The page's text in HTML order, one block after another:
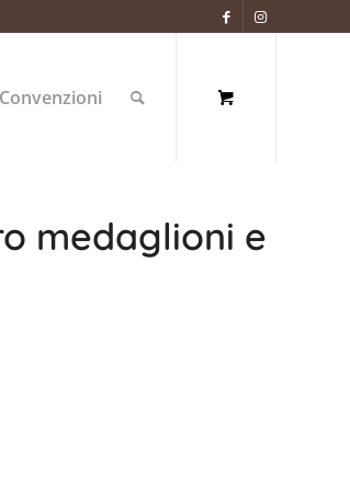
Convenzioni
medaglioni e